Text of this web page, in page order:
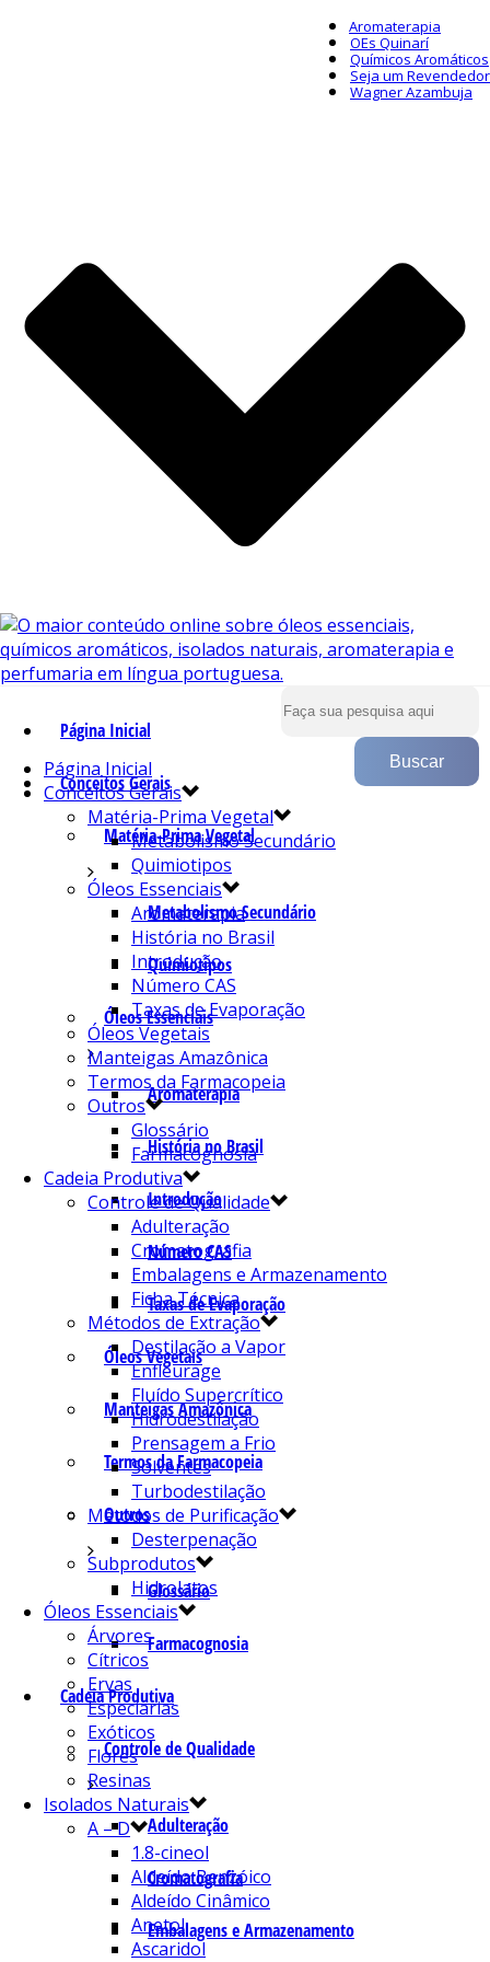
Aromaterapia
OEs Quinarí
Químicos Aromáticos
Seja um Revendedor
Wagner Azambuja
Página Inicial
Conceitos Gerais
Matéria-Prima Vegetal
Metabolismo Secundário
Quimiotipos
Óleos Essenciais
Aromaterapia
História no Brasil
Introdução
Número CAS
Taxas de Evaporação
Óleos Vegetais
Manteigas Amazônica
Termos da Farmacopeia
Outros
Glossário
Farmacognosia
Cadeia Produtiva
Controle de Qualidade
Adulteração
Cromatografia
Embalagens e Armazenamento
Página Inicial
Conceitos Gerais
Matéria-Prima Vegetal
Metabolismo Secundário
Quimiotipos
Óleos Essenciais
Aromaterapia
História no Brasil
Introdução
Número CAS
Taxas de Evaporação
Óleos Vegetais
Manteigas Amazônica
Termos da Farmacopeia
Outros
Glossário
Farmacognosia
Cadeia Produtiva
Controle de Qualidade
Adulteração
Cromatografia
Embalagens e Armazenamento
Ficha Técnica
Métodos de Extração
Destilação a Vapor
Enfleurage
Fluído Supercrítico
Hidrodestilação
Prensagem a Frio
Solventes
Turbodestilação
Métodos de Purificação
Desterpenação
Subprodutos
Hidrolatos
Óleos Essenciais
Árvores
Cítricos
Ervas
Especiarias
Exóticos
Flores
Resinas
Isolados Naturais
A – D
1.8-cineol
Aldeído Benzóico
Aldeído Cinâmico
Anetol
Ascaridol